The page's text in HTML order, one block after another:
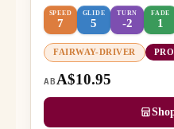
SPEED
7
GLIDE
5
TURN
-2
FADE
1
FAIRWAY-DRIVER
ABA$10.95